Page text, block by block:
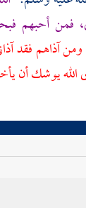
فمن أحبهم
ومن آذاهم فقد
يوشك أن